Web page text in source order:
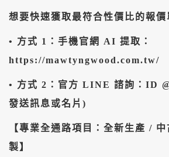
想要快速獲取最符合性價比的報價
• ​方式 1：手機官網 AI 提取：
https://mawtyngwood.com.tw/
• ​方式 2：官方 LINE 諮詢：ID
發送訊息或名片)
【專業全通路項目：全新生產 /
製】